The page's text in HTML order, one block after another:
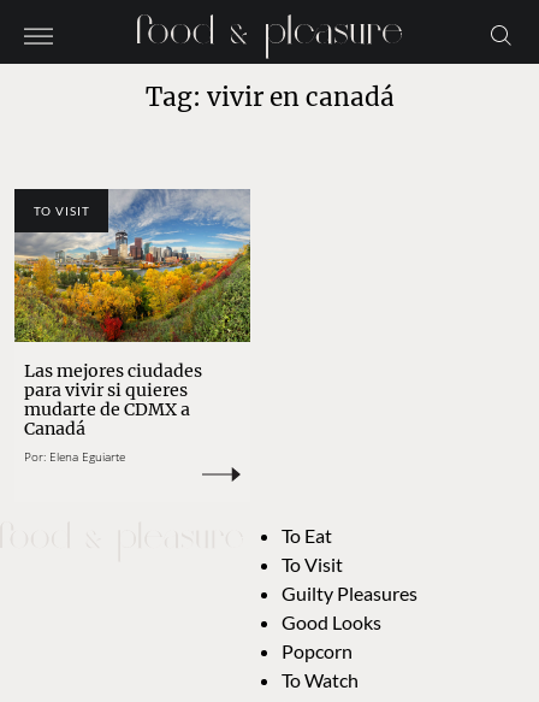
Tag: vivir en canadá
TO VISIT
Las mejores ciudades
para vivir si quieres
mudarte de CDMX a
Canadá
Por: Elena Eguiarte
To Eat
To Visit
Guilty Pleasures
Good Looks
Popcorn
To Watch